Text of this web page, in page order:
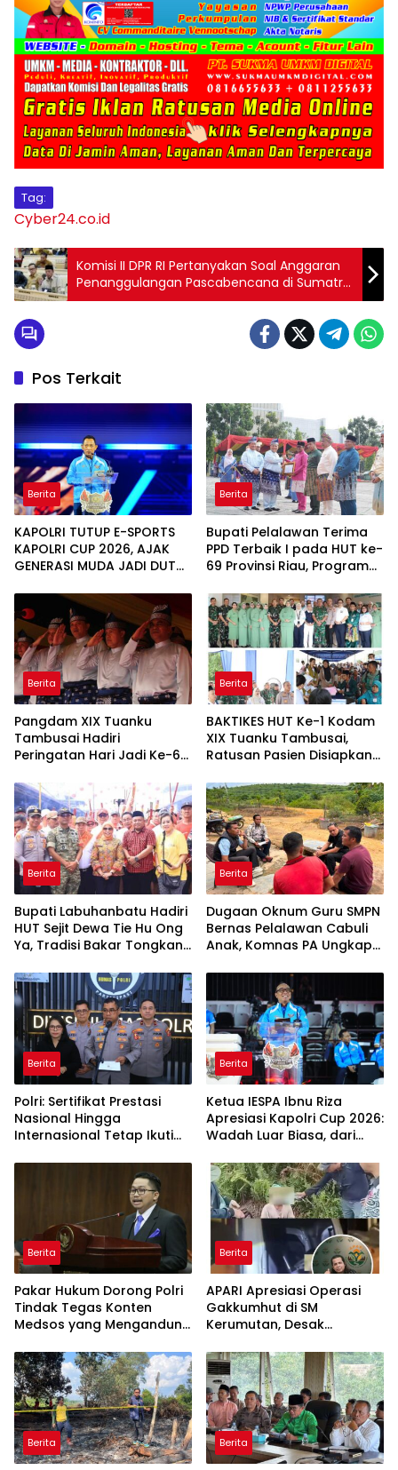
Tag:
Cyber24.co.id
Komisi II DPR RI Pertanyakan Soal Anggaran
Penanggulangan Pascabencana di Sumatra,
Menteri Nusron Pastikan Bisa Lakukan
Pos Terkait
Berita
KAPOLRI TUTUP E-SPORTS
KAPOLRI CUP 2026, AJAK
GENERASI MUDA JADI DUTA
LAPORKAN GANGGUAN KE
110
Berita
Bupati Pelalawan Terima
PPD Terbaik I pada HUT ke-
69 Provinsi Riau, Program
Sorotan
Berita
Pangdam XIX Tuanku
Tambusai Hadiri
Peringatan Hari Jadi Ke-69
Berita
BAKTIKES HUT Ke-1 Kodam
XIX Tuanku Tambusai,
Ratusan Pasien Disiapkan
Berita
Bupati Labuhanbatu Hadiri
HUT Sejit Dewa Tie Hu Ong
Ya, Tradisi Bakar Tongkang
Berita
Dugaan Oknum Guru SMPN
Bernas Pelalawan Cabuli
Anak, Komnas PA Ungkap
Polres Sejak Juli
Berita
Polri: Sertifikat Prestasi
Nasional Hingga
Internasional Tetap Ikuti
Rekrutmen Polri
Berita
Ketua IESPA Ibnu Riza
Apresiasi Kapolri Cup 2026:
Wadah Luar Biasa, dari
Nasional
Berita
Pakar Hukum Dorong Polri
Tindak Tegas Konten
Medsos yang Mengandung
Berita
APARI Apresiasi Operasi
Gakkumhut di SM
Kerumutan, Desak
Jaringan Pembalak Liar
Berita Berita